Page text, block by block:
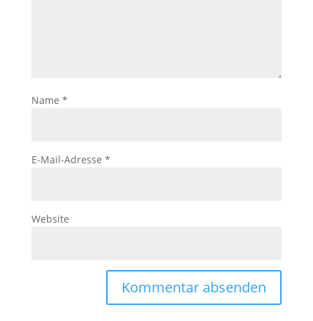
Name *
E-Mail-Adresse *
Website